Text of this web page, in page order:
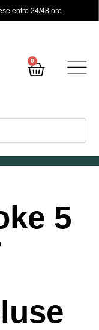
entro 24/48 ore
0
5